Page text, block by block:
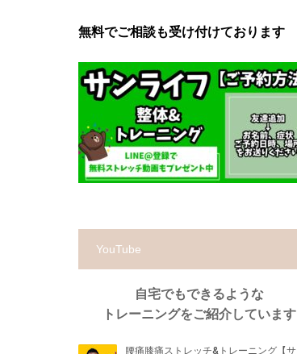
無料でご相談も受け付けております
YouTube
自宅でもできるような
トレーニングをご紹介しています